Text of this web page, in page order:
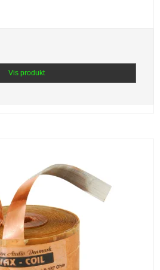
Vis produkt